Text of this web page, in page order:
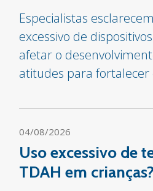
Especialistas
excessivo de
afetar o
atitudes para fortalecer
04/08/2026
Uso excessivo de
TDAH em crianças?